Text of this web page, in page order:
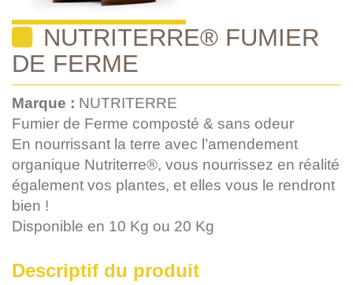
NUTRITERRE® FUMIER
DE FERME
Marque : NUTRITERRE
Fumier de Ferme composté & sans odeur
En nourrissant la terre avec l’amendement
organique Nutriterre®, vous nourrissez en réalité
également vos plantes, et elles vous le rendront
bien !
Disponible en 10 Kg ou 20 Kg
Descriptif du produit